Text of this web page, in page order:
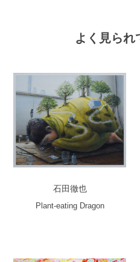
よく見られ
石田徹也
Plant-eating Dragon